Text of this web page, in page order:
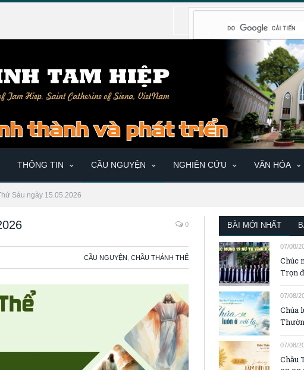
THÔNG TIN CẦU NGUYỆN NGHIÊN CỨU VĂN HÓA
Sáu ngày 15.05.2026
0
CẦU NGUYỆN CHẦU THÁNH THỂ
BÀI MỚI NHẤT
07/08/
Chúc
Trọn
07/08/
Chúa
07/08/
Chầu